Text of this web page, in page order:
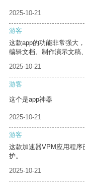
2025-10-21
游客
这款app的功能非常强大
编辑文档、制作演示文稿
2025-10-21
游客
这个是app神器
2025-10-21
游客
这款加速器VPM应用程
护。
2025-10-21